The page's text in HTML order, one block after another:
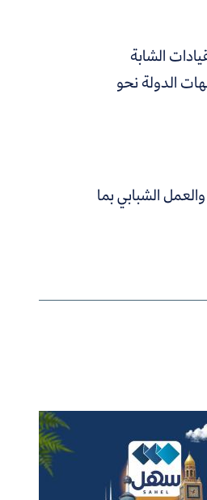
الشابة
الدولة نحو
الشبابي بما